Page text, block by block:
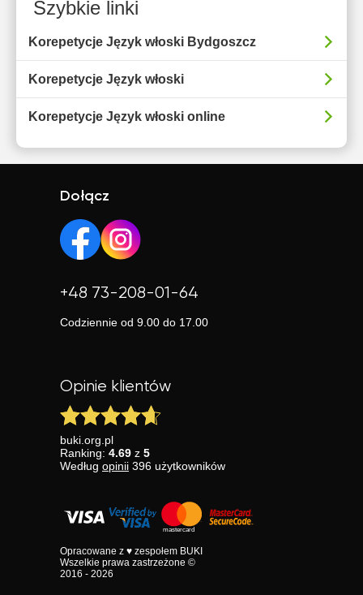
Szybkie linki
Korepetycje Język włoski Bydgoszcz
Korepetycje Język włoski
Korepetycje Język włoski online
Dołącz
+48 73-208-01-64
Codziennie od 9.00 do 17.00
Opinie klientów
buki.org.pl
Ranking: 4.69 z 5
Według opinii 396 użytkowników
Opracowane z ♥ zespołem BUKI
Wszelkie prawa zastrzeżone ©
2016 - 2026